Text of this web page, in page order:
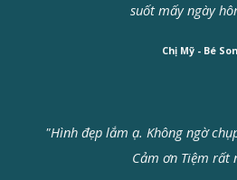
suốt mấy ngày
Chị Mỹ - Bé
"Hình đẹp lắm ạ. Không ngờ
Cảm ơn Tiệm rất